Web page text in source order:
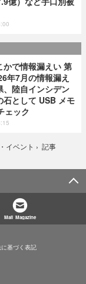
かで情報漏えい 第
年7月の情報漏え
、陸自インシデン
石として USB メモ
ェック
イベント › 記事
Mail Magazine
基づく表記